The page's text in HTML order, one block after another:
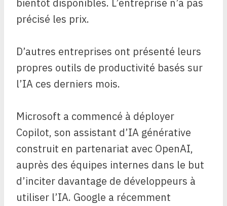
bientôt disponibles. L’entreprise n’a pas
précisé les prix.
D’autres entreprises ont présenté leurs
propres outils de productivité basés sur
l’IA ces derniers mois.
Microsoft a commencé à déployer
Copilot, son assistant d’IA générative
construit en partenariat avec OpenAI,
auprès des équipes internes dans le but
d’inciter davantage de développeurs à
utiliser l’IA. Google a récemment